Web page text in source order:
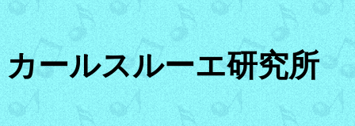
カールスルーエ研究所